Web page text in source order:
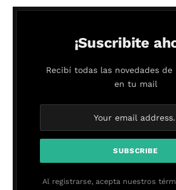
¡Suscribite
Recibí todas las novedades de
en tu mail
Al registrarse, acepta nuestros